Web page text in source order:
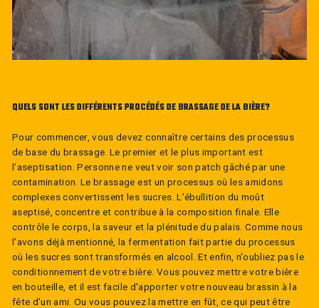
QUELS SONT LES DIFFÉRENTS PROCÉDÉS DE BRASSAGE DE LA BIÈRE?
Pour commencer, vous devez connaître certains des processus
de base du brassage. Le premier et le plus important est
l'aseptisation. Personne ne veut voir son patch gâché par une
contamination. Le brassage est un processus où les amidons
complexes convertissent les sucres. L'ébullition du moût
aseptisé, concentre et contribue à la composition finale. Elle
contrôle le corps, la saveur et la plénitude du palais. Comme nous
l'avons déjà mentionné, la fermentation fait partie du processus
où les sucres sont transformés en alcool. Et enfin, n'oubliez pas le
conditionnement de votre bière. Vous pouvez mettre votre bière
en bouteille, et il est facile d'apporter votre nouveau brassin à la
fête d'un ami. Ou vous pouvez la mettre en fût, ce qui peut être